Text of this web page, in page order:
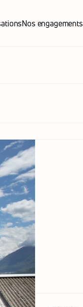
Nos engagements